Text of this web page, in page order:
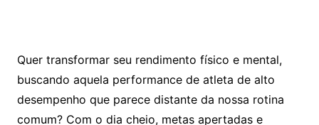
Quer transformar seu rendimento físico e mental,
buscando aquela performance de atleta de alto
desempenho que parece distante da nossa rotina
comum? Com o dia cheio, metas apertadas e